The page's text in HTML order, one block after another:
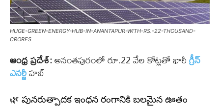
HUGE-GREEN-ENERGY-HUB-IN-ANANTAPUR-WITH-RS.-22-THOUSAND-
CRORES
ఆంధ్ర ప్రదేశ్:అనంతపురంలో రూ.22 వేల కోట్లతో భారీగ్రీన్
ఎనర్జీహబ్
🌿 పునరుత్పాదక ఇంధన రంగానికి బలమైన ఊతం